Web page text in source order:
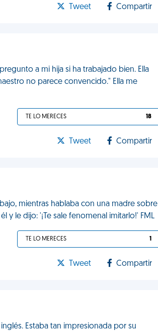
Tweet Compartir
a mi hija si ha trabajado bien. Ella
no parece convencido." Ella me
TE LO MERECES 18
Tweet Compartir
mientras hablaba con una madre sobre
y le dijo: '¡Te sale fenomenal imitarlo!' FML
TE LO MERECES 1
Tweet Compartir
Estaba tan impresionada por su